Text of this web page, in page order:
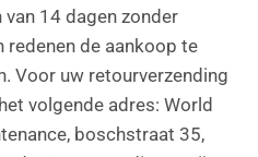
van 14 dagen zonder
redenen de aankoop te
Voor uw retourverzending
volgende adres: World
boschstraat 35,